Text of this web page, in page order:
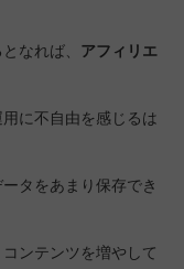
なれば、 アフィリエ
に不自由を感じるは
タをあまり保存でき
ンテンツを増やして